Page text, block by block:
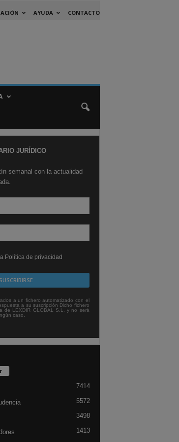
AYUDA CONTACTO
JURÍDICO
semanal con la actualidad
Política de privacidad
a un fichero automatizado con el
a su suscripción Dicho fichero
de LEXDIR GLOBAL S.L. y no será
caso.
7414
5572
3498
1413